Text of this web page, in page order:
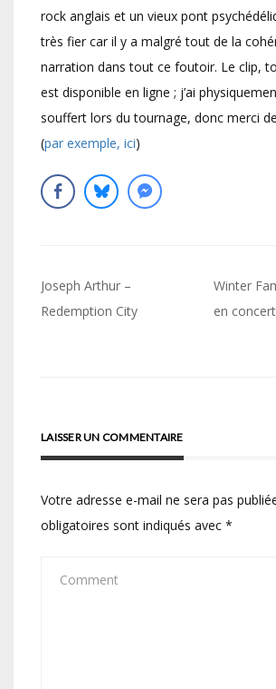
rock anglais et un vieux pont
très fier car il y a malgré tout de la
narration dans tout ce foutoir. Le clip,
est disponible en ligne ; j’ai
souffert lors du tournage, donc merci
(par exemple, ici)
Navigation
de
Joseph Arthur –
Redemption City
Winter
en
LAISSER UN COMMENTAIRE
Votre adresse e-mail ne sera pas
obligatoires sont indiqués avec *